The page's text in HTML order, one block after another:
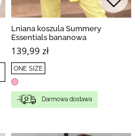
Lniana koszula Summery
Essentials bananowa
139,99 zł
ONE SIZE
Darmowa dostawa